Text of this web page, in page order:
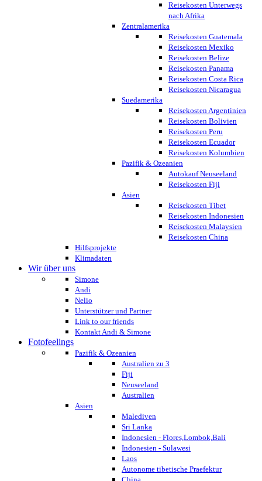
Reisekosten Unterwegs
nach Afrika
Zentralamerika
Reisekosten Guatemala
Reisekosten Mexiko
Reisekosten Belize
Reisekosten Panama
Reisekosten Costa Rica
Reisekosten Nicaragua
Suedamerika
Reisekosten Argentinien
Reisekosten Bolivien
Reisekosten Peru
Reisekosten Ecuador
Reisekosten Kolumbien
Pazifik & Ozeanien
Autokauf Neuseeland
Reisekosten Fiji
Asien
Reisekosten Tibet
Reisekosten Indonesien
Reisekosten Malaysien
Reisekosten China
Hilfsprojekte
Klimadaten
Wir über uns
Simone
Andi
Nelio
Unterstützer und Partner
Link to our friends
Kontakt Andi & Simone
Fotofeelings
Pazifik & Ozeanien
Australien zu 3
Fiji
Neuseeland
Australien
Asien
Malediven
Sri Lanka
Indonesien - Flores,Lombok,Bali
Indonesien - Sulawesi
Laos
Autonome tibetische Praefektur